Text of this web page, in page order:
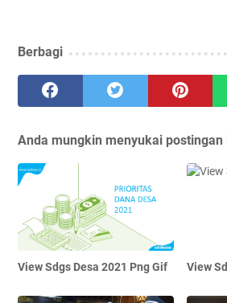
Berbagi
Anda mungkin menyukai postingan
View Sdgs Desa 2021 Png Gif View